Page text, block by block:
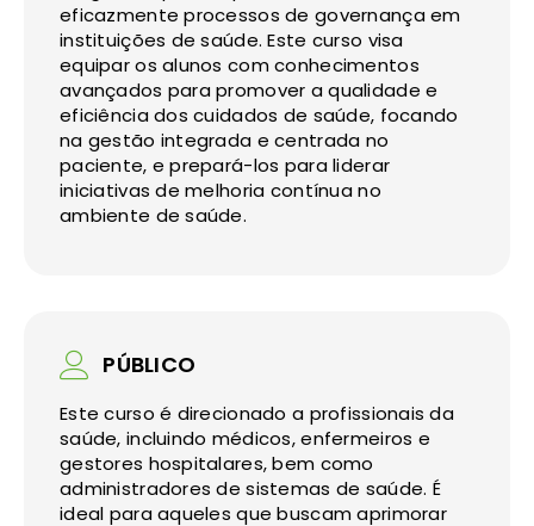
eficazmente processos de governança em
instituições de saúde. Este curso visa
equipar os alunos com conhecimentos
avançados para promover a qualidade e
eficiência dos cuidados de saúde, focando
na gestão integrada e centrada no
paciente, e prepará-los para liderar
iniciativas de melhoria contínua no
ambiente de saúde.
PÚBLICO
Este curso é direcionado a profissionais da
saúde, incluindo médicos, enfermeiros e
gestores hospitalares, bem como
administradores de sistemas de saúde. É
ideal para aqueles que buscam aprimorar